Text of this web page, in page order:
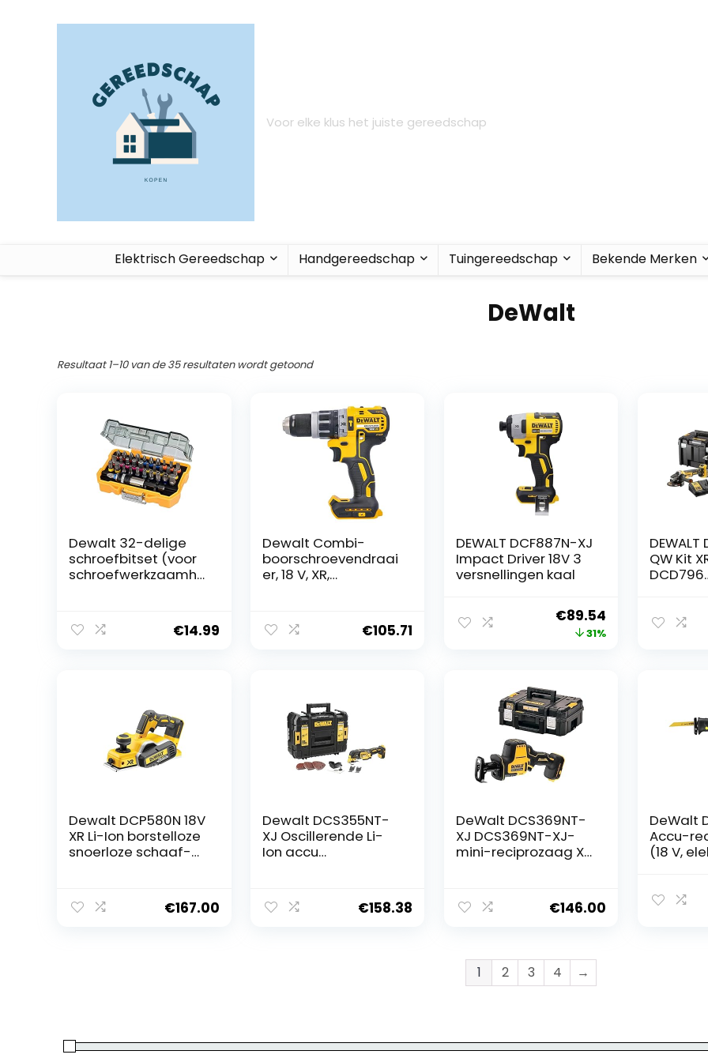
Voor elke klus het juiste gereedschap
Elektrisch Gereedschap Handgereedschap Tuingereedschap Bekende Merken
DeWalt
Resultaat 1–10 van de 35 resultaten wordt getoond
Dewalt 32-delige
schroefbitset (voor
schroefwerkzaamhe
Security Torx, TSTAK
compatibel, incl.€14.99
Dewalt Combi-
boorschroevendraai
er, 18 V, XR,
ion (2 x 5,0 Ah
accu’s)
€105.71
DEWALT DCF887N-XJ
Impact Driver 18V 3
versnellingen kaal
Oorspronkelijke
prijs
€89.54 Huidige
prijs
31%
QW Kit
DCD796
Dewalt DCP580N 18V
XR Li-Ion borstelloze
snoerloze schaaf-
€167.00
Dewalt DCS355NT-
XJ Oscillerende Li-
Ion accu
Meerkleurenfunction
eel gereedschap
€158.38
DeWalt DCS369NT-
XJ DCS369NT-XJ-
mini-reciprozaag XR
geel
€146.00
DeWalt
Accu-
(18 V,
g en
1 2 3 4 →